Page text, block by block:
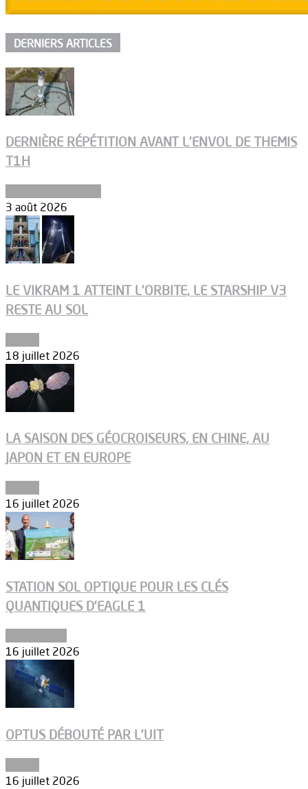
DERNIERS ARTICLES
DERNIÈRE RÉPÉTITION AVANT L’ENVOL DE THEMIS
T1H
3 août 2026
LE VIKRAM 1 ATTEINT L’ORBITE, LE STARSHIP V3
RESTE AU SOL
18 juillet 2026
LA SAISON DES GÉOCROISEURS, EN CHINE, AU
JAPON ET EN EUROPE
16 juillet 2026
STATION SOL OPTIQUE POUR LES CLÉS
QUANTIQUES D’EAGLE 1
16 juillet 2026
OPTUS DÉBOUTÉ PAR L’UIT
16 juillet 2026